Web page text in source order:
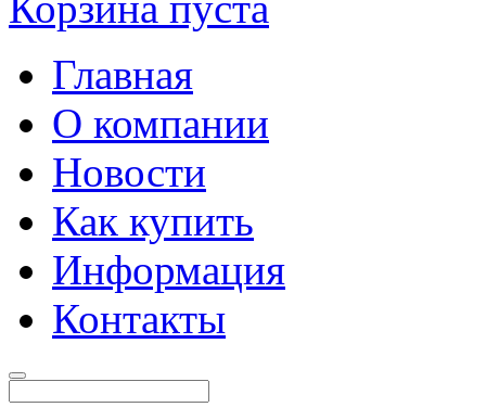
Главная
О компании
Новости
Как купить
Информация
Контакты